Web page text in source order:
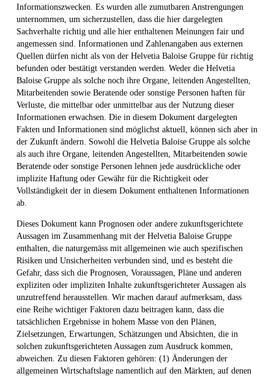
Informationszwecken. Es wurden alle zumutbaren Anstrengungen
unternommen, um sicherzustellen, dass die hier dargelegten
Sachverhalte richtig und alle hier enthaltenen Meinungen fair und
angemessen sind. Informationen und Zahlenangaben aus externen
Quellen dürfen nicht als von der Helvetia Baloise Gruppe für richtig
befunden oder bestätigt verstanden werden. Weder die Helvetia
Baloise Gruppe als solche noch ihre Organe, leitenden Angestellten,
Mitarbeitenden sowie Beratende oder sonstige Personen haften für
Verluste, die mittelbar oder unmittelbar aus der Nutzung dieser
Informationen erwachsen. Die in diesem Dokument dargelegten
Fakten und Informationen sind möglichst aktuell, können sich aber in
der Zukunft ändern. Sowohl die Helvetia Baloise Gruppe als solche
als auch ihre Organe, leitenden Angestellten, Mitarbeitenden sowie
Beratende oder sonstige Personen lehnen jede ausdrückliche oder
implizite Haftung oder Gewähr für die Richtigkeit oder
Vollständigkeit der in diesem Dokument enthaltenen Informationen
ab.
Dieses Dokument kann Prognosen oder andere zukunftsgerichtete
Aussagen im Zusammenhang mit der Helvetia Baloise Gruppe
enthalten, die naturgemäss mit allgemeinen wie auch spezifischen
Risiken und Unsicherheiten verbunden sind, und es besteht die
Gefahr, dass sich die Prognosen, Voraussagen, Pläne und anderen
expliziten oder impliziten Inhalte zukunftsgerichteter Aussagen als
unzutreffend herausstellen. Wir machen darauf aufmerksam, dass
eine Reihe wichtiger Faktoren dazu beitragen kann, dass die
tatsächlichen Ergebnisse in hohem Masse von den Plänen,
Zielsetzungen, Erwartungen, Schätzungen und Absichten, die in
solchen zukunftsgerichteten Aussagen zum Ausdruck kommen,
abweichen. Zu diesen Faktoren gehören: (1) Änderungen der
allgemeinen Wirtschaftslage namentlich auf den Märkten, auf denen